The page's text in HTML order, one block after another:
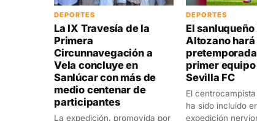
DEPORTES
La IX Travesía de la
Primera
Circunnavegación a
Vela concluye en
Sanlúcar con más de
medio centenar de
participantes
La expedición, promovida por
DEPORTES
El sanluqueño
Altozano hará
primer
Sevilla FC
El
ha sido incluido
expedición